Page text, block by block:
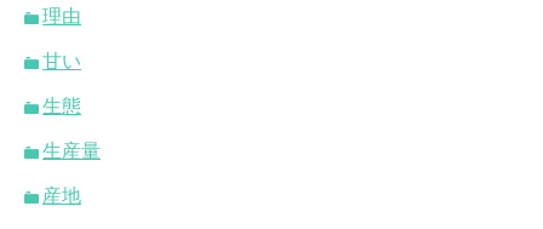
理由
甘い
生態
生産量
産地